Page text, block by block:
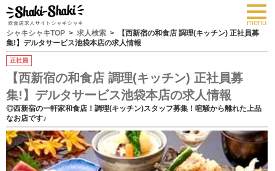
menu
シャキシャキTOP 求人検索
【西新宿の和食店 調理(キッチン) 正社員募
集!】デルタサービス池袋本店の求人情報
正社員
【西新宿の和食店 調理(キッチン) 正社員募
集!】デルタサービス池袋本店の求人情報
◎西新宿の一軒家和食店！調理(キッチン)スタッフ募集！喧騒から離れた上品
なお店です♪